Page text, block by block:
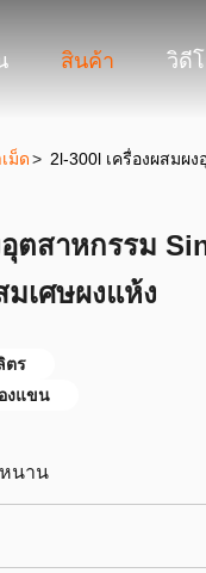
สินค้า วิดี
ม็ด> 2l-300l เครื่องผสมผ
ตสาหกรรม
มเศษผงแห้ง
ตร
งแขน
หนาน